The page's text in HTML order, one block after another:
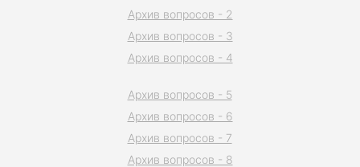
Архив вопросов - 2
Архив вопросов - 3
Архив вопросов - 4
Архив вопросов - 5
Архив вопросов - 6
Архив вопросов - 7
Архив вопросов - 8